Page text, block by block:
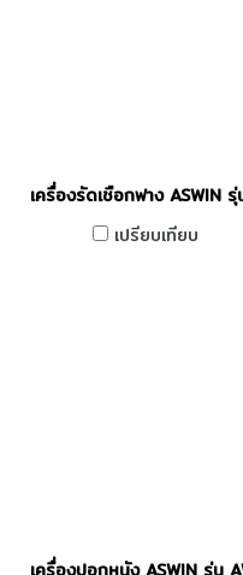
เครื่องรัดเชือกฟาง ASWIN
เปรียบเทียบ